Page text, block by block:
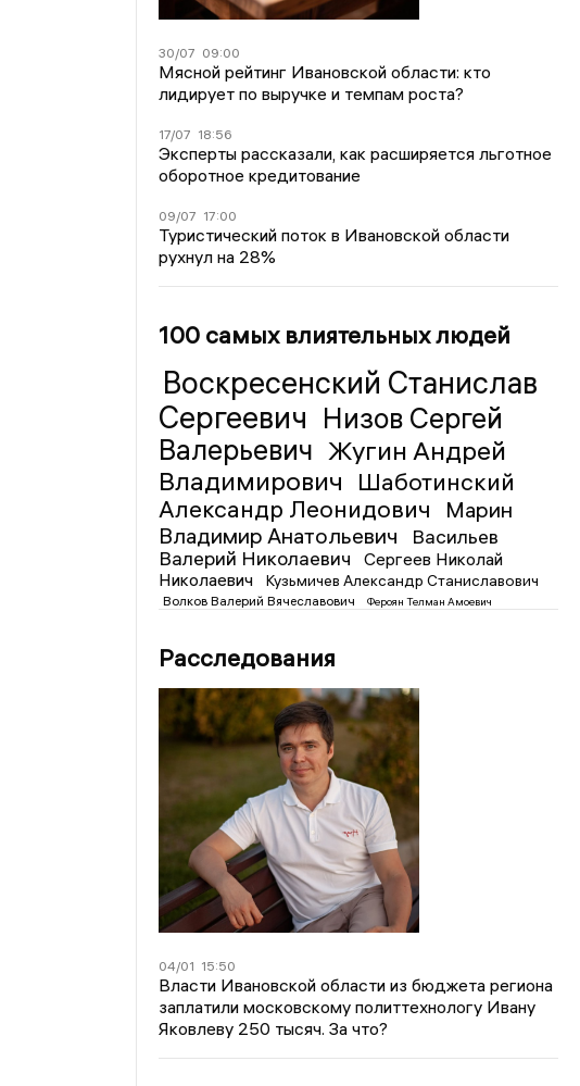
30/07 09:00
Мясной рейтинг Ивановской области: кто
лидирует по выручке и темпам роста?
17/07 18:56
Эксперты рассказали, как расширяется льготное
оборотное кредитование
09/07 17:00
Туристический поток в Ивановской области
рухнул на 28%
100 самых влиятельных людей
Воскресенский Станислав
Сергеевич Низов Сергей
Валерьевич Жугин Андрей
Владимирович
Шаботинский
Александр Леонидович
Марин
Владимир Анатольевич
Васильев
Валерий Николаевич
Сергеев Николай
Николаевич
Кузьмичев Александр Станиславович
Волков Валерий Вячеславович Фероян Телман Амоевич
Расследования
04/01 15:50
Власти Ивановской области из бюджета региона
заплатили московскому политтехнологу Ивану
Яковлеву 250 тысяч. За что?